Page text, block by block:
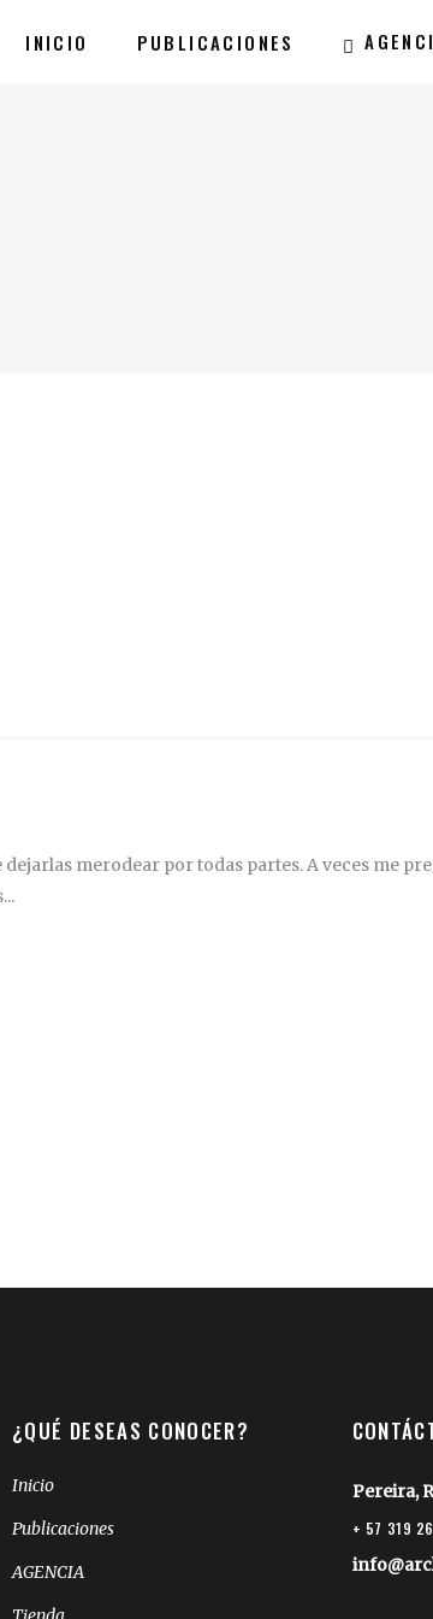
INICIO PUBLICACIONES
merodear por todas partes. A veces me
¿QUÉ DESEAS CONOCER?
Inicio
Publicaciones
AGENCIA
Pereira,
+ 57 319